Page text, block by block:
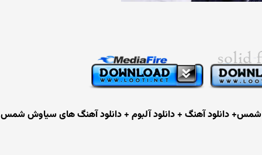
دانلود آهنگ + دانلود آلبوم + دانلود آهنگ های سیاوش